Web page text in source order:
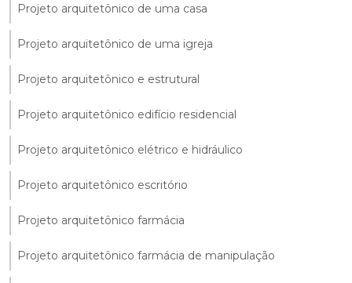
Projeto arquitetônico de uma casa
Projeto arquitetônico de uma igreja
Projeto arquitetônico e estrutural
Projeto arquitetônico edifício residencial
Projeto arquitetônico elétrico e hidráulico
Projeto arquitetônico escritório
Projeto arquitetônico farmácia
Projeto arquitetônico farmácia de manipulação